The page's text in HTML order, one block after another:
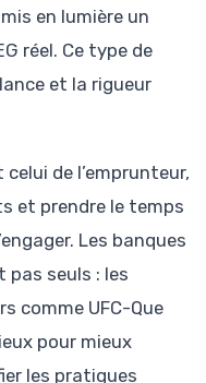
en lumière un
réel. Ce type de
et la rigueur
de l’emprunteur,
et prendre le temps
Les banques
pas seuls : les
comme UFC-Que
pour mieux
les pratiques